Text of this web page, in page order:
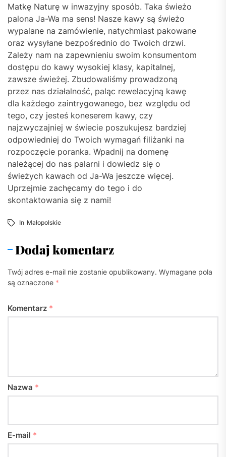
Matkę Naturę w inwazyjny sposób. Taka świeżo
palona Ja-Wa ma sens! Nasze kawy są świeżo
wypalane na zamówienie, natychmiast pakowane
oraz wysyłane bezpośrednio do Twoich drzwi.
Zależy nam na zapewnieniu swoim konsumentom
dostępu do kawy wysokiej klasy, kapitalnej,
zawsze świeżej. Zbudowaliśmy prowadzoną
przez nas działalność, paląc rewelacyjną kawę
dla każdego zaintrygowanego, bez względu od
tego, czy jesteś koneserem kawy, czy
najzwyczajniej w świecie poszukujesz bardziej
odpowiedniej do Twoich wymagań filiżanki na
rozpoczęcie poranka. Wpadnij na domenę
należącej do nas palarni i dowiedz się o
świeżych kawach od Ja-Wa jeszcze więcej.
Uprzejmie zachęcamy do tego i do
skontaktowania się z nami!
In Małopolskie
Dodaj komentarz
Twój adres e-mail nie zostanie opublikowany. Wymagane pola
są oznaczone *
Komentarz *
Nazwa *
E-mail *